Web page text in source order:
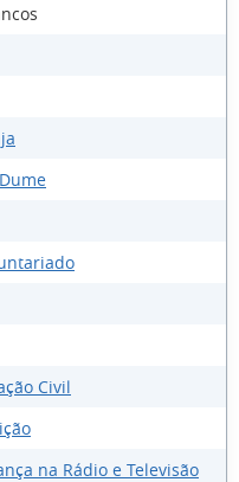
Civil
na Rádio e Televisão